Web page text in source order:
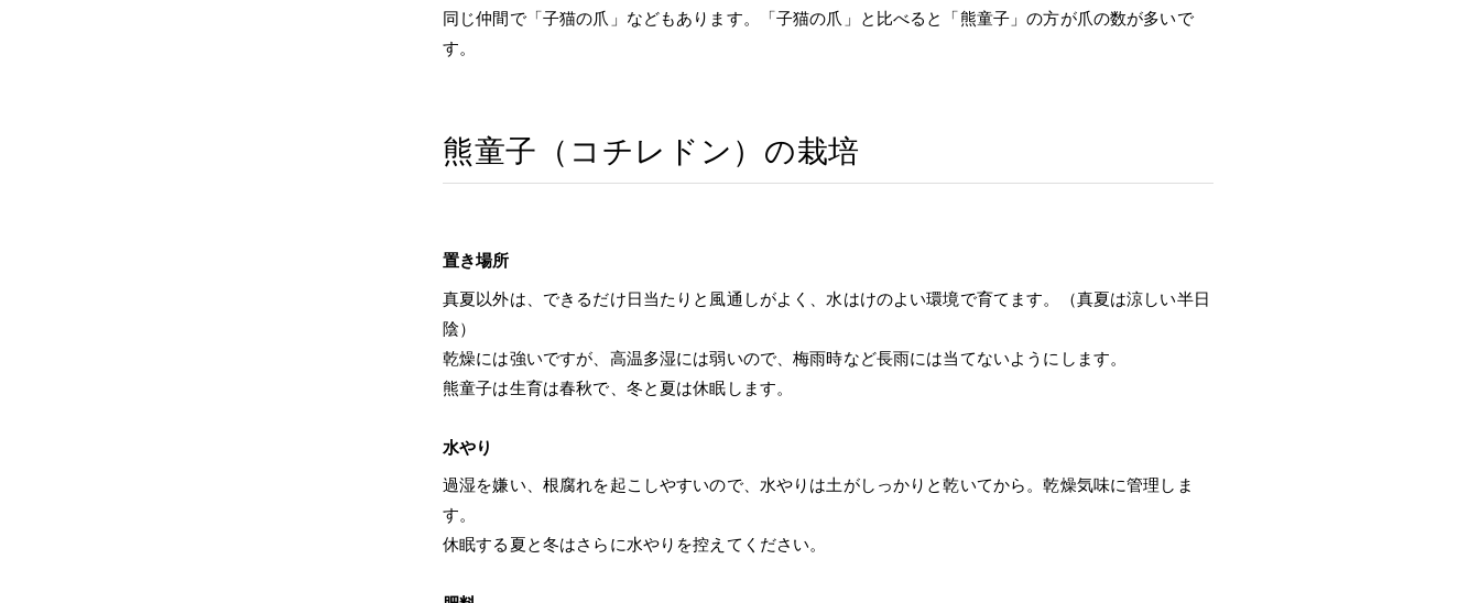
同じ仲間で「子猫の爪」などもあります。「子猫の爪」と比べると「熊童子」の方が爪の数が多いで
す。
熊童子（コチレドン）の栽培
置き場所
真夏以外は、できるだけ日当たりと風通しがよく、水はけのよい環境で育てます。（真夏は涼しい半日
陰）
乾燥には強いですが、高温多湿には弱いので、梅雨時など長雨には当てないようにします。
熊童子は生育は春秋で、冬と夏は休眠します。
水やり
過湿を嫌い、根腐れを起こしやすいので、水やりは土がしっかりと乾いてから。乾燥気味に管理しま
す。
休眠する夏と冬はさらに水やりを控えてください。